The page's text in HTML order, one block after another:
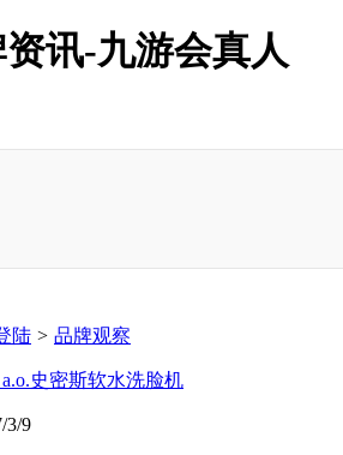
讯-九游会真人
陆 > 品牌观察
史密斯软水洗脸机
3/9